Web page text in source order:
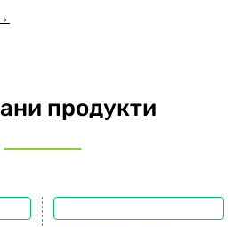
продукти